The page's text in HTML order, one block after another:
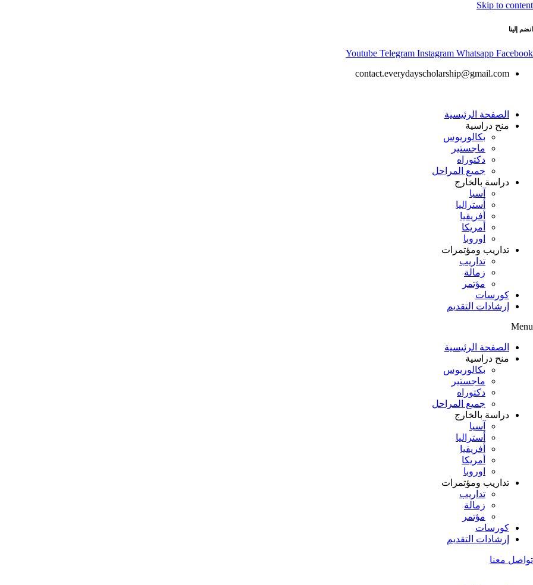
Skip to content
انضم إلينا
Youtube Telegram Instagram Whatsapp Facebook
contact.everydayscholarship@gmail.com
الصفحة الرئيسية
منح دراسية
بكالوريوس
ماجستير
دكتوراه
جميع المراحل
دراسة بالخارج
آسيا
أستراليا
أفريقيا
أمريكا
اوروبا
تداريب ومؤتمرات
تداريب
زمالة
مؤتمر
كورسات
إرشادات التقديم
Menu
الصفحة الرئيسية
منح دراسية
بكالوريوس
ماجستير
دكتوراه
جميع المراحل
دراسة بالخارج
آسيا
أستراليا
أفريقيا
أمريكا
اوروبا
تداريب ومؤتمرات
تداريب
زمالة
مؤتمر
كورسات
إرشادات التقديم
تواصل معنا